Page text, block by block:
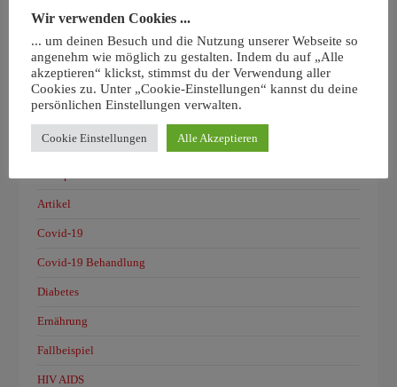
Januar 2016
November 2008
September 2008
Kategorien
Artikel
Covid-19
Covid-19 Behandlung
Diabetes
Ernährung
Fallbeispiel
HIV AIDS
Wir verwenden Cookies ...
... um deinen Besuch und die Nutzung unserer Webseite so
angenehm wie möglich zu gestalten. Indem du auf „Alle
akzeptieren“ klickst, stimmst du der Verwendung aller
Cookies zu. Unter „Cookie-Einstellungen“ kannst du deine
persönlichen Einstellungen verwalten.
Cookie Einstellungen Alle Akzeptieren